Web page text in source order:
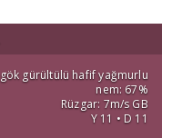
gök gürültülü hafif yağmurlu
nem: 67%
Rüzgar: 7m/s GB
Y 11 • D 11